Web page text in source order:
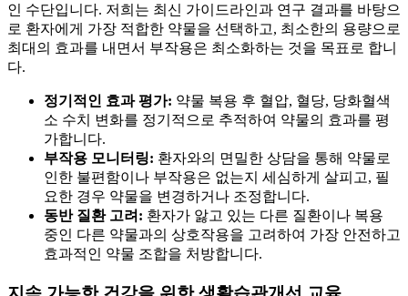
인 수단입니다. 저희는 최신 가이드라인과 연구 결과를 바탕으
로 환자에게 가장 적합한 약물을 선택하고, 최소한의 용량으로
최대의 효과를 내면서 부작용은 최소화하는 것을 목표로 합니
다.
정기적인 효과 평가: 약물 복용 후 혈압, 혈당, 당화혈색
소 수치 변화를 정기적으로 추적하여 약물의 효과를 평
가합니다.
부작용 모니터링: 환자와의 면밀한 상담을 통해 약물로
인한 불편함이나 부작용은 없는지 세심하게 살피고, 필
요한 경우 약물을 변경하거나 조정합니다.
동반 질환 고려: 환자가 앓고 있는 다른 질환이나 복용
중인 다른 약물과의 상호작용을 고려하여 가장 안전하고
효과적인 약물 조합을 처방합니다.